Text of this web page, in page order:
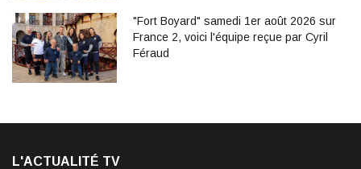
"Fort Boyard" samedi 1er août 2026 sur
France 2, voici l'équipe reçue par Cyril
Féraud
L'ACTUALITÉ TV